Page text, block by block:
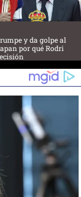
y da golpe al
por qué Rodri